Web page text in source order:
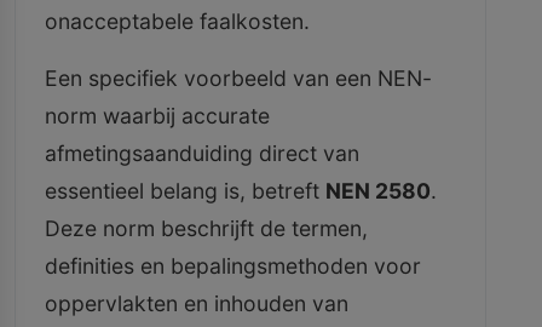
onacceptabele faalkosten.
Een specifiek voorbeeld van een NEN-
norm waarbij accurate
afmetingsaanduiding direct van
essentieel belang is, betreft NEN 2580.
Deze norm beschrijft de termen,
definities en bepalingsmethoden voor
oppervlakten en inhouden van